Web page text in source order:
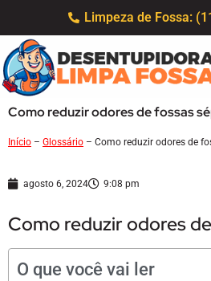
Limpeza de Fossa:
Como reduzir odores de fossas
Início – Glossário – Como reduzir odores de
agosto 6, 2024 9:08 pm
Como reduzir odores
O que você vai ler